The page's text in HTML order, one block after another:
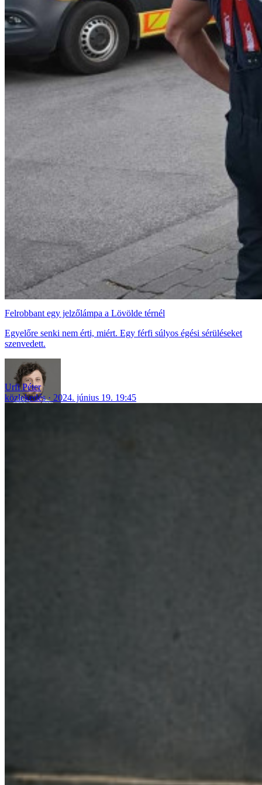
Felrobbant egy jelzőlámpa a Lövölde térnél
Egyelőre senki nem érti, miért. Egy férfi súlyos égési sérüléseket
szenvedett.
Urfi Péter
közlekedés
2024. június 19. 19:45